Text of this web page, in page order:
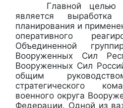
Главной целью
является
планирования и
оперативного
Объединенной
Вооруженных Сил
Вооруженных Сил
общим
стратегического
военного округа
Федерации. Одной из